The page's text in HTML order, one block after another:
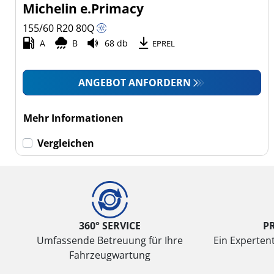
Michelin e.Primacy
155/60 R2080Q
A B 68 db EPREL
ANGEBOT ANFORDERN
Mehr Informationen
Vergleichen
360° SERVICE
Umfassende Betreuung für Ihre
Fahrzeugwartung
Ein